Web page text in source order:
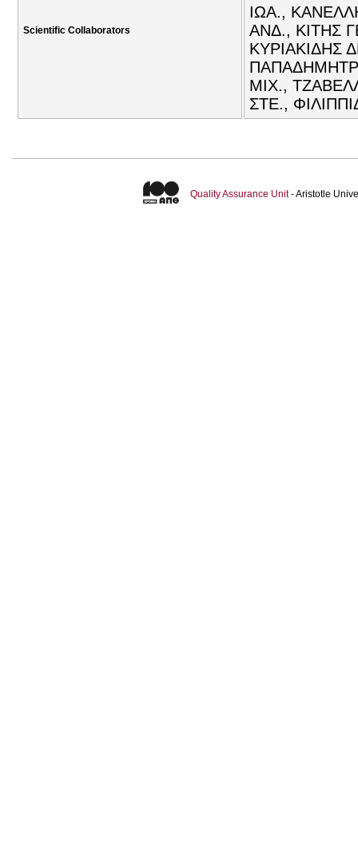
Scientific Collaborators
ΙΩΑ.,
ΑΝΔ., ΚΙΤΗΣ
ΚΥΡΙΑΚΙΔΗΣ
ΜΙΧ.,
ΣΤΕ.,
Quality Assurance Unit- Aristotle